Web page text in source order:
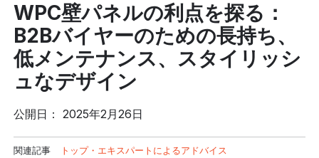
WPC壁パネルの利点を探る：
B2Bバイヤーのための長持ち、
低メンテナンス、スタイリッシ
ュなデザイン
公開日： 2025年2月26日
関連記事 トップ・エキスパートによるアドバイス